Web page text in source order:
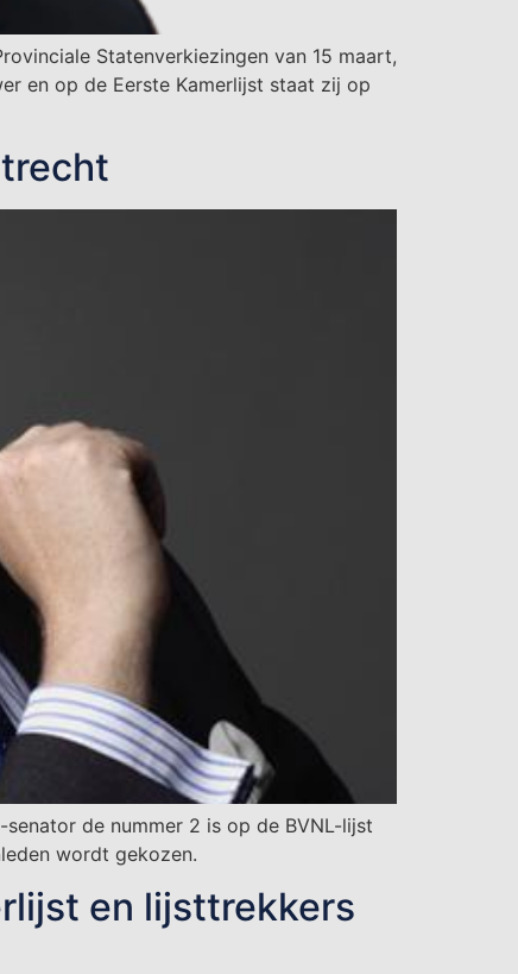
Statenverkiezingen van 15 maart,
en op de Eerste Kamerlijst staat zij op
de nummer 2 is op de BVNL-lijst
wordt gekozen.
en lijsttrekkers